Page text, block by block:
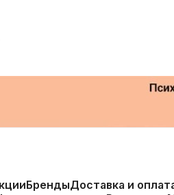
БрендыДоставка и